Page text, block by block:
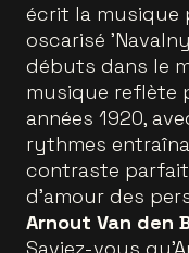
écrit la musique
oscarisé
débuts dans le
musique reflète
années 1920,
rythmes
contraste
d'amour des
Arnout Van den